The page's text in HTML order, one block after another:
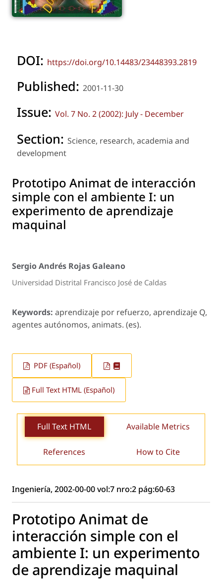
DOI: https://doi.org/10.14483/23448393.2819
Published: 2001-11-30
Issue: Vol. 7 No. 2 (2002): July - December
Section: Science, research, academia and
development
Prototipo Animat de interacción
simple con el ambiente I: un
experimento de aprendizaje
maquinal
Sergio Andrés Rojas Galeano
Universidad Distrital Francisco José de Caldas
Keywords: aprendizaje por refuerzo, aprendizaje Q,
agentes autónomos, animats. (es).
PDF (Español)
Full Text HTML (Español)
Full Text HTML Available Metrics
References How to Cite
Ingeniería, 2002-00-00 vol:7 nro:2 pág:60-63
Prototipo Animat de
interacción simple con el
ambiente I: un experimento
de aprendizaje maquinal